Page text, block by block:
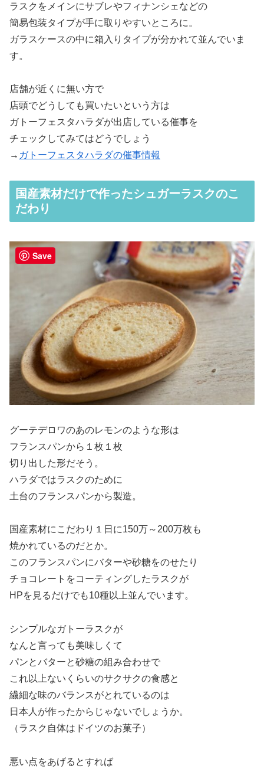
ラスクをメインにサブレやフィナンシェなどの
簡易包装タイプが手に取りやすいところに。
ガラスケースの中に箱入りタイプが分かれて並んでいま
す。
店舗が近くに無い方で
店頭でどうしても買いたいという方は
ガトーフェスタハラダが出店している催事を
チェックしてみてはどうでしょう
→ ガトーフェスタハラダの催事情報
国産素材だけで作ったシュガーラスクのこ
だわり
グーテデロワのあのレモンのような形は
フランスパンから１枚１枚
切り出した形だそう。
ハラダではラスクのために
土台のフランスパンから製造。
国産素材にこだわり１日に150万～200万枚も
焼かれているのだとか。
このフランスパンにバターや砂糖をのせたり
チョコレートをコーティングしたラスクが
HPを見るだけでも10種以上並んでいます。
シンプルなガトーラスクが
なんと言っても美味しくて
パンとバターと砂糖の組み合わせで
これ以上ないくらいのサクサクの食感と
繊細な味のバランスがとれているのは
日本人が作ったからじゃないでしょうか。
（ラスク自体はドイツのお菓子）
悪い点をあげるとすれば
Save